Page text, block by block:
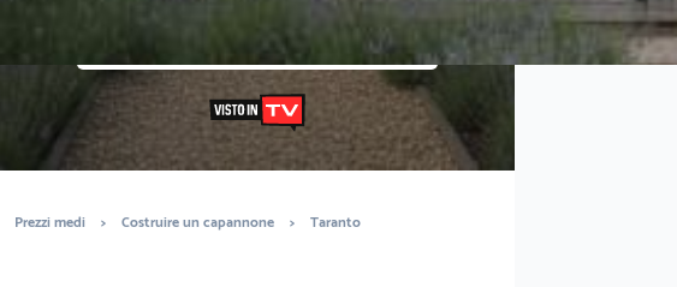
Trova imprese edili
Prezzi medi > Costruire un capannone > Taranto